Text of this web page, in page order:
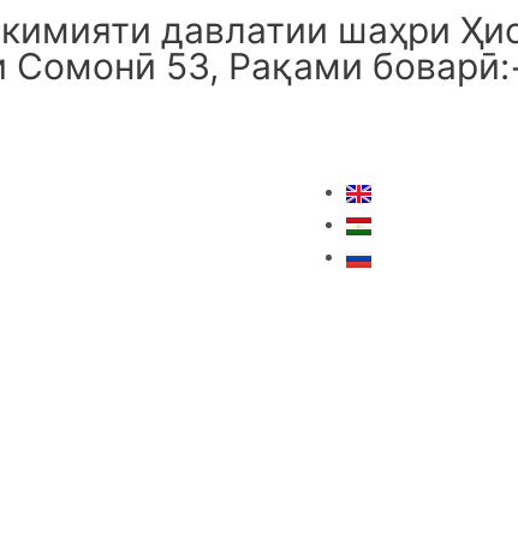
давлатии шаҳри
Сомонӣ 53, Рақами